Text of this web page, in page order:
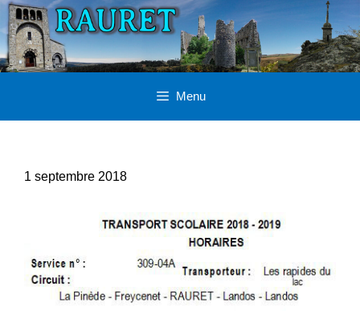
Aller
au
contenu
Menu
1 septembre 2018